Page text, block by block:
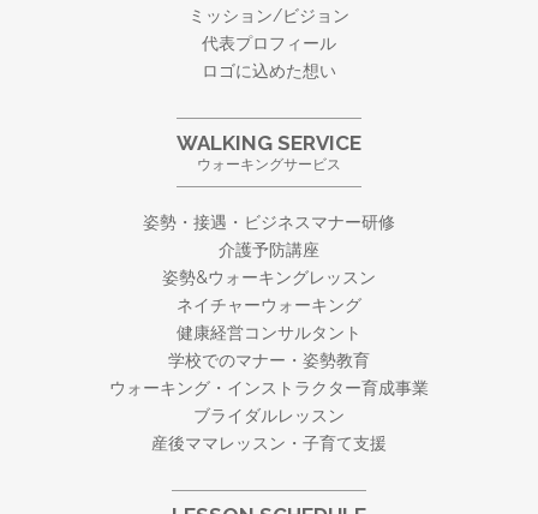
ミッション/ビジョン
代表プロフィール
ロゴに込めた想い
WALKING SERVICE
ウォーキングサービス
姿勢・接遇・ビジネスマナー研修
介護予防講座
姿勢&ウォーキングレッスン
ネイチャーウォーキング
健康経営コンサルタント
学校でのマナー・姿勢教育
ウォーキング・ インストラクター育成事業
ブライダルレッスン
産後ママレッスン・子育て支援